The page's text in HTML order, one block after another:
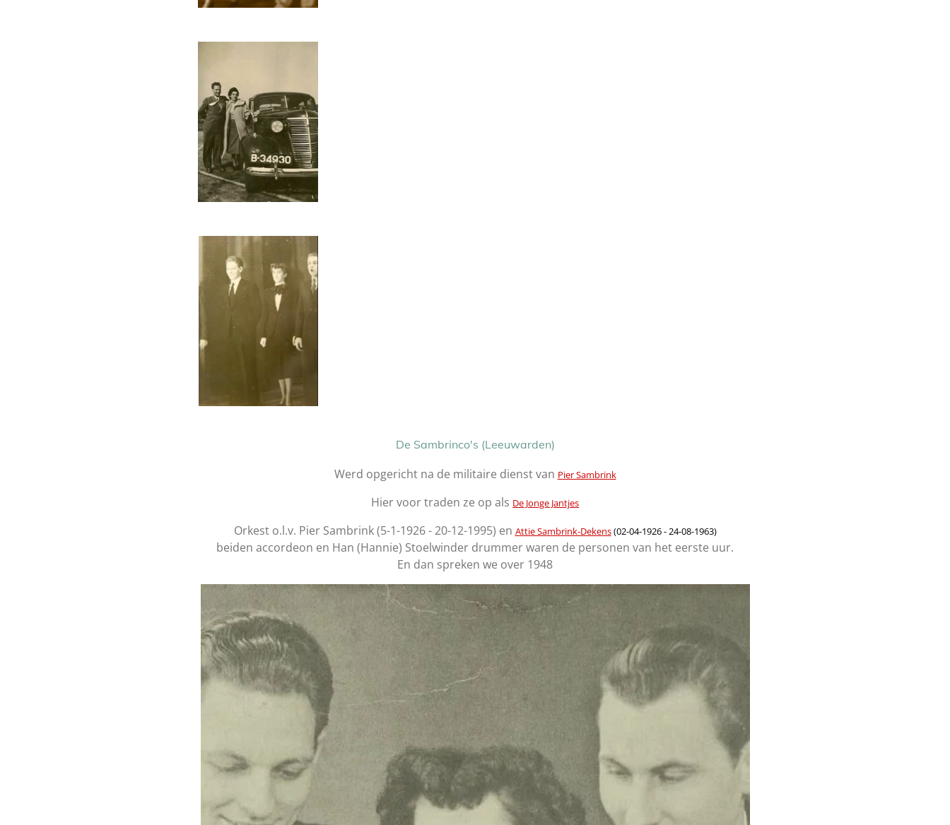
De Sambrinco's (Leeuwarden)
Werd opgericht na de militaire dienst van Pier Sambrink
Hier voor traden ze op als De Jonge Jantjes
Orkest o.l.v. Pier Sambrink (5-1-1926 - 20-12-1995) en Attie Sambrink-Dekens(02-04-1926 - 24-08-1963)
beiden accordeon en Han (Hannie) Stoelwinder drummer waren de personen van het eerste uur.
En dan spreken we over 1948